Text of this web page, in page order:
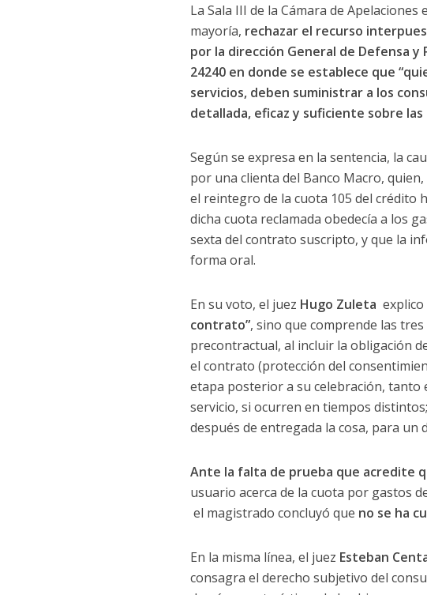
La Sala III de la Cámara de
mayoría, rechazar el recurso
por la dirección General de Defensa
24240 en donde se establece que
servicios, deben suministrar a los
detallada, eficaz y suficiente sobre
Según se expresa en la sentencia, la
por una clienta del Banco Macro,
el reintegro de la cuota 105 del crédito
dicha cuota reclamada obedecía a los
sexta del contrato suscripto, y que la
forma oral.
En su voto, el juez Hugo Zuleta explico
contrato”, sino que comprende las
precontractual, al incluir la obligación
el contrato (protección del
etapa posterior a su celebración, tanto
servicio, si ocurren en tiempos
después de entregada la cosa, para un
Ante la falta de prueba que acredite
usuario acerca de la cuota por gastos
el magistrado concluyó que no se ha
En la misma línea, el juez Esteban
consagra el derecho subjetivo del